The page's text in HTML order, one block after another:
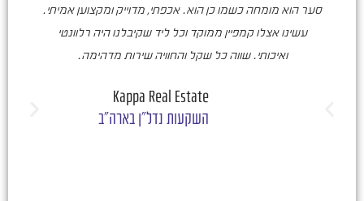
סער הוא מומחה כשמו כן הוא. אכפתי, מדוייק ומקצוען אמיתי.
עשינו אצלו קמפיין ממוקד וכל ליד שקיבלנו היה רלוונטי
ואיכותי. שווה כל שקל והחוויה שירות מדהימה.
Kappa Real Estate
השקעות נדל"ן בארה"ב